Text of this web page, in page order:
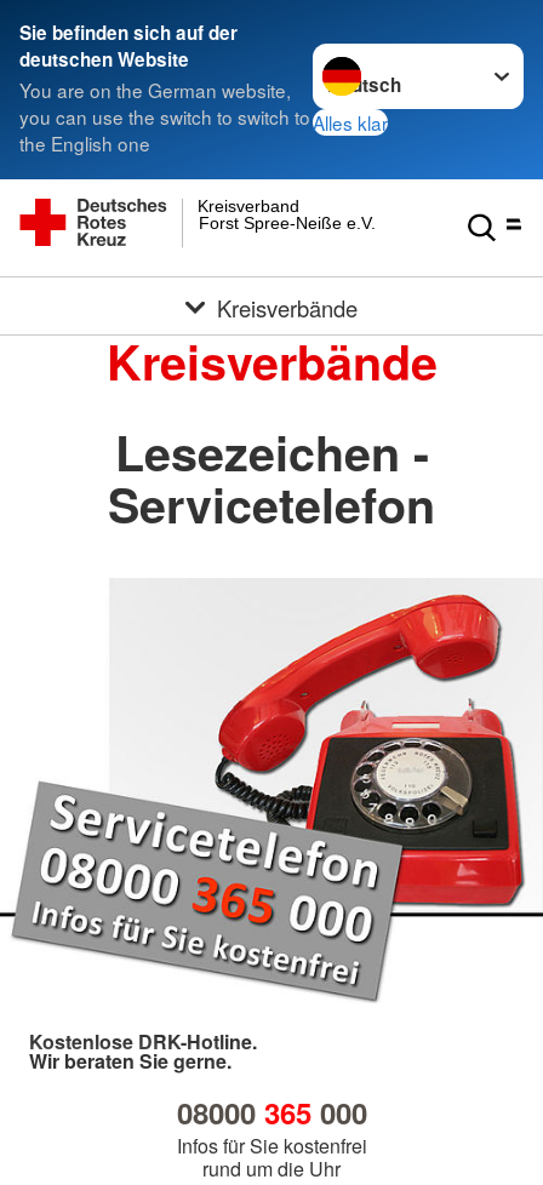
Sie befinden sich auf der
deutschen Website
You are on the German website,
you can use the switch to switch to
the English one
Sprache wechseln zu
Alles klar
Forst Spree-Neiße e.V.
Kreisverband
Kreisverbände
Kreisverbände
Lesezeichen -
Servicetelefon
Kostenlose DRK-Hotline.
Wir beraten Sie gerne.
08000 365000
Infos für Sie kostenfrei
rund um die Uhr